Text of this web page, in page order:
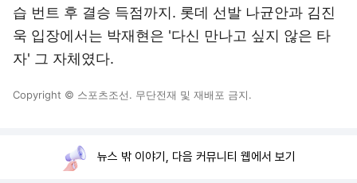
습 번트 후 결승 득점까지. 롯데 선발 나균안과 김진
욱 입장에서는 박재현은 '다신 만나고 싶지 않은 타
자' 그 자체였다.
Copyright © 스포츠조선. 무단전재 및 재배포 금지.
뉴스 밖 이야기, 다음 커뮤니티 웹에서 보기